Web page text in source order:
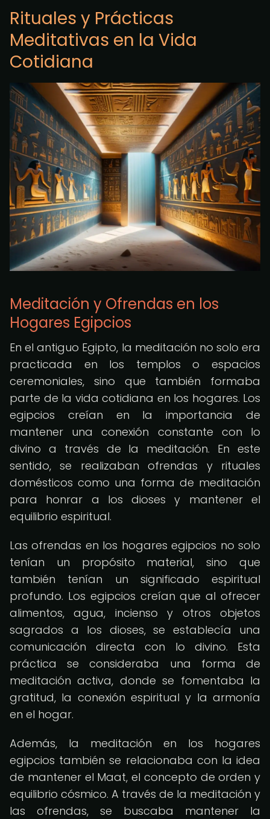
Rituales y Prácticas
Meditativas en la Vida
Cotidiana
Meditación y Ofrendas en los
Hogares Egipcios
En el antiguo Egipto, la meditación no solo era
practicada en los templos o espacios
ceremoniales, sino que también formaba
parte de la vida cotidiana en los hogares. Los
egipcios creían en la importancia de
mantener una conexión constante con lo
divino a través de la meditación. En este
sentido, se realizaban ofrendas y rituales
domésticos como una forma de meditación
para honrar a los dioses y mantener el
equilibrio espiritual.
Las ofrendas en los hogares egipcios no solo
tenían un propósito material, sino que
también tenían un significado espiritual
profundo. Los egipcios creían que al ofrecer
alimentos, agua, incienso y otros objetos
sagrados a los dioses, se establecía una
comunicación directa con lo divino. Esta
práctica se consideraba una forma de
meditación activa, donde se fomentaba la
gratitud, la conexión espiritual y la armonía
en el hogar.
Además, la meditación en los hogares
egipcios también se relacionaba con la idea
de mantener el Maat, el concepto de orden y
equilibrio cósmico. A través de la meditación y
las ofrendas, se buscaba mantener la